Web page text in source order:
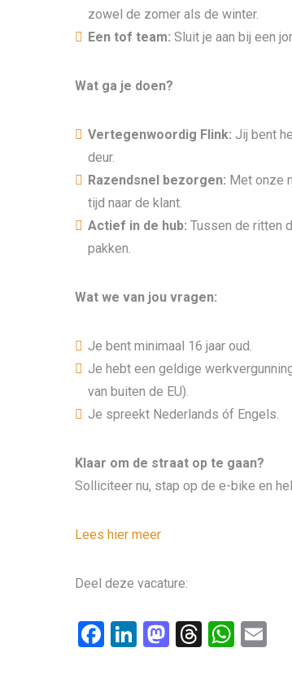
zowel de zomer als de winter.
Een tof team: Sluit je aan bij een
Wat ga je doen?
Vertegenwoordig Flink: Jij bent
deur.
Razendsnel bezorgen: Met onze
tijd naar de klant.
Actief in de hub: Tussen de ritten
pakken.
Wat we van jou vragen:
Je bent minimaal 16 jaar oud.
Je hebt een geldige
van buiten de EU).
Je spreekt Nederlands óf Engels.
Klaar om de straat op te gaan?
Solliciteer nu, stap op de e-bike en
Lees hier meer
Deel deze vacature:
F
Li
M T
W